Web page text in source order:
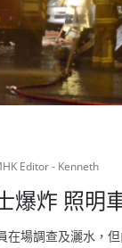
Editor - Kenneth
爆炸 照明
在場調查及灑水，